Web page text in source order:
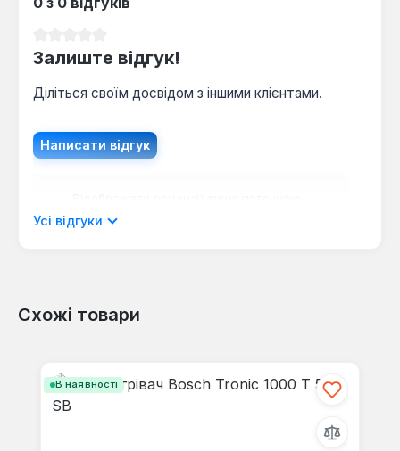
Залиште відгук!
Діліться своїм досвідом з іншими клієнтами.
Написати відгук
мовою.
Відгуків не знайдено. Поділіться
Усі відгуки
Схожі товари
В наявності